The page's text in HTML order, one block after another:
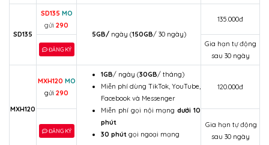
SD135
SD135 MO
gửi 290
5GB/ngày (150GB/ 30 ngày)
135.000đ
ĐĂNG KÝ
Gia hạn tự động
sau 30 ngày
MXH120
MXH120 MO
gửi 290
1GB/ ngày (30GB/ tháng)
Miễn phí dùng TikTok, YouTube,
Facebook và Messenger
Miễn phí gọi nội mạng dưới 10
phút
30 phút gọi ngoại mạng
120.000đ
ĐĂNG KÝ
Gia hạn tự động
sau 30 ngày